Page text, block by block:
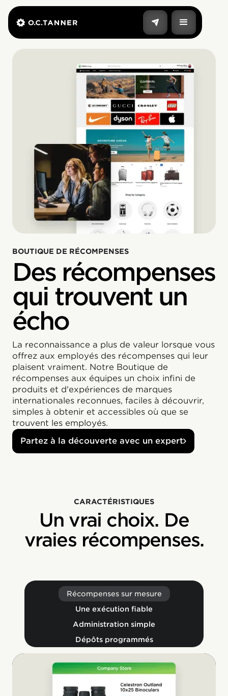
BOUTIQUE DE RÉCOMPENSES
Des récompenses
qui trouvent un
écho
La reconnaissance a plus de valeur lorsque vous
offrez aux employés des récompenses qui leur
plaisent vraiment. Notre Boutique de
récompenses aux équipes un choix infini de
produits et d'expériences de marques
internationales reconnues, faciles à découvrir,
simples à obtenir et accessibles où que se
trouvent les employés.
Partez à la découverte avec un expert
‍CARACTÉRISTIQUES
Un vrai choix. De
vraies récompenses.
Récompenses sur mesure
Une exécution fiable
Administration simple
Dépôts programmés